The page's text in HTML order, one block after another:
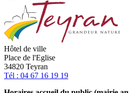
haut
du
site
Hôtel de ville
Place de l'Eglise
34820 Teyran
Tél : 04 67 16 19 19